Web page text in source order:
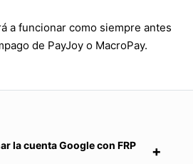
a funcionar como siempre antes
de PayJoy o MacroPay.
la cuenta Google con FRP